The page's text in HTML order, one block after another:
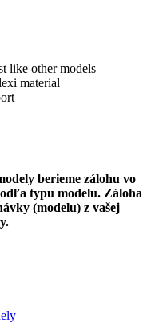
like other models
material
berieme zálohu vo
typu modelu. Záloha
(modelu) z vašej